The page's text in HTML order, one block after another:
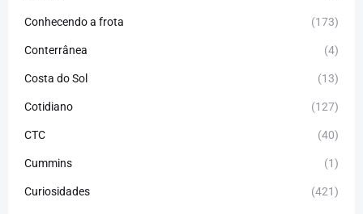
Conhecendo a frota (173)
Conterrânea (4)
Costa do Sol (13)
Cotidiano (127)
CTC (40)
Cummins (1)
Curiosidades (421)